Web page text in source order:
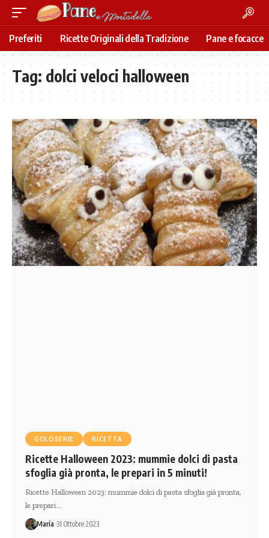
Preferiti Ricette Originali della Tradizione Pane e focacce
Tag: dolci veloci halloween
GOLOSERIE RICETTA
Ricette Halloween 2023: mummie dolci di pasta
sfoglia già pronta, le prepari in 5 minuti!
Ricette Halloween 2023: mummie dolci di pasta sfoglia già pronta,
le prepari…
Maria 31 Ottobre 2023